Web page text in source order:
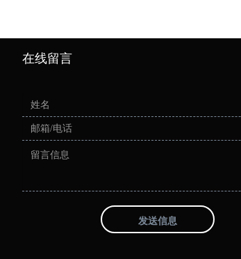
在线留言
发送信息